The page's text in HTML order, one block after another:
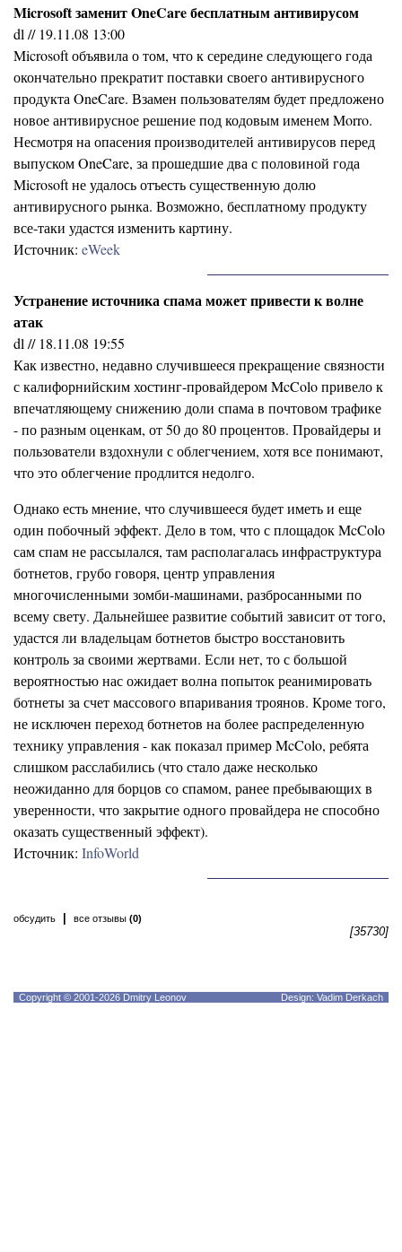
Microsoft заменит OneCare бесплатным антивирусом
dl // 19.11.08 13:00
Microsoft объявила о том, что к середине следующего года
окончательно прекратит поставки своего антивирусного
продукта OneCare. Взамен пользователям будет предложено
новое антивирусное решение под кодовым именем Morro.
Несмотря на опасения производителей антивирусов перед
выпуском OneCare, за прошедшие два с половиной года
Microsoft не удалось отъесть существенную долю
антивирусного рынка. Возможно, бесплатному продукту
все-таки удастся изменить картину.
Источник: eWeek
Устранение источника спама может привести к волне
атак
dl // 18.11.08 19:55
Как известно, недавно случившееся прекращение связности
с калифорнийским хостинг-провайдером McColo привело к
впечатляющему снижению доли спама в почтовом трафике
- по разным оценкам, от 50 до 80 процентов. Провайдеры и
пользователи вздохнули с облегчением, хотя все понимают,
что это облегчение продлится недолго.
Однако есть мнение, что случившееся будет иметь и еще
один побочный эффект. Дело в том, что с площадок McColo
сам спам не рассылался, там располагалась инфраструктура
ботнетов, грубо говоря, центр управления
многочисленными зомби-машинами, разбросанными по
всему свету. Дальнейшее развитие событий зависит от того,
удастся ли владельцам ботнетов быстро восстановить
контроль за своими жертвами. Если нет, то с большой
вероятностью нас ожидает волна попыток реанимировать
ботнеты за счет массового впаривания троянов. Кроме того,
не исключен переход ботнетов на более распределенную
технику управления - как показал пример McColo, ребята
слишком расслабились (что стало даже несколько
неожиданно для борцов со спамом, ранее пребывающих в
уверенности, что закрытие одного провайдера не способно
оказать существенный эффект).
Источник: InfoWorld
обсудить все отзывы (0)
[35730]
Copyright © 2001-2026 Dmitry Leonov Design: Vadim Derkach